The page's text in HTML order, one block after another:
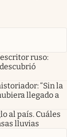
ruso:
“Sin la
llegado a
al país. Cuáles
lluvias